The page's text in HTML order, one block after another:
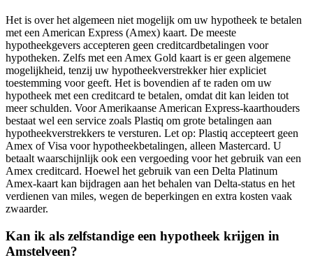
Het is over het algemeen niet mogelijk om uw hypotheek te betalen
met een American Express (Amex) kaart. De meeste
hypotheekgevers accepteren geen creditcardbetalingen voor
hypotheken. Zelfs met een Amex Gold kaart is er geen algemene
mogelijkheid, tenzij uw hypotheekverstrekker hier expliciet
toestemming voor geeft. Het is bovendien af te raden om uw
hypotheek met een creditcard te betalen, omdat dit kan leiden tot
meer schulden. Voor Amerikaanse American Express-kaarthouders
bestaat wel een service zoals Plastiq om grote betalingen aan
hypotheekverstrekkers te versturen. Let op: Plastiq accepteert geen
Amex of Visa voor hypotheekbetalingen, alleen Mastercard. U
betaalt waarschijnlijk ook een vergoeding voor het gebruik van een
Amex creditcard. Hoewel het gebruik van een Delta Platinum
Amex-kaart kan bijdragen aan het behalen van Delta-status en het
verdienen van miles, wegen de beperkingen en extra kosten vaak
zwaarder.
Kan ik als zelfstandige een hypotheek krijgen in
Amstelveen?